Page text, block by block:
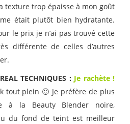
texture trop épaisse à mon goût
était plutôt bien hydratante.
le prix je n’ai pas trouvé cette
différente de celles d’autres
TECHNIQUES : Je rachète !
tout plein 🙂 Je préfère de plus
à la Beauty Blender noire,
du fond de teint est meilleur